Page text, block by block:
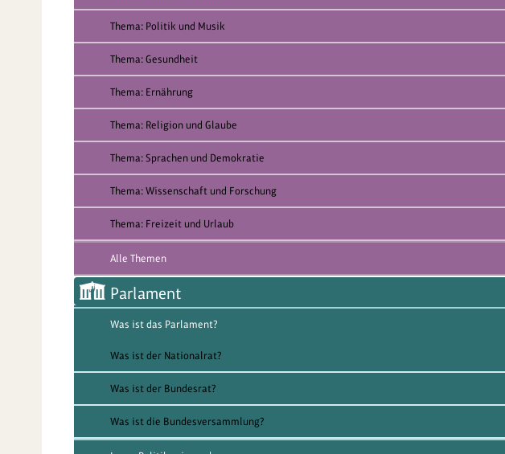
Thema: Politik und Musik
Thema: Gesundheit
Thema: Ernährung
Thema: Religion und Glaube
Thema: Sprachen und Demokratie
Thema: Wissenschaft und Forschung
Thema: Freizeit und Urlaub
Alle Themen
Parlament
Was ist das Parlament?
Was ist der Nationalrat?
Was ist der Bundesrat?
Was ist die Bundesversammlung?